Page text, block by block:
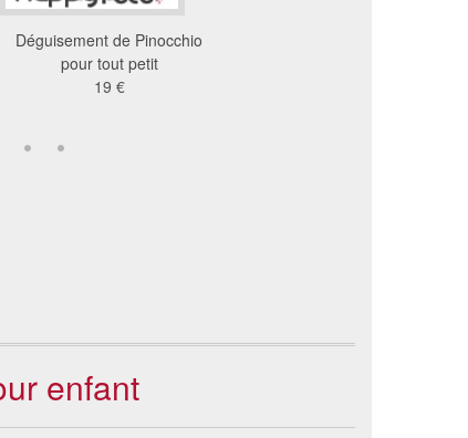
Déguisement de Pinocchio
pour tout petit
19 €
enfant